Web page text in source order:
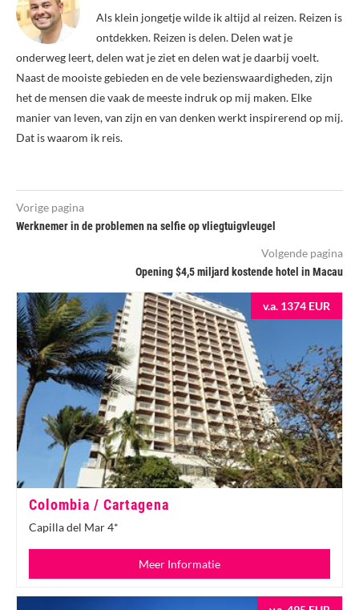
Als klein jongetje wilde ik altijd al reizen. Reizen is
ontdekken. Reizen is delen. Delen wat je
onderweg leert, delen wat je ziet en delen wat je daarbij voelt.
Naast de mooiste gebieden en de vele bezienswaardigheden, zijn
het de mensen die vaak de meeste indruk op mij maken. Elke
manier van leven, van zijn en van denken werkt inspirerend op mij.
Dat is waarom ik reis.
Vorige pagina
Werknemer in de problemen na selfie op vliegtuigvleugel
Volgende pagina
Opening $4,5 miljard kostende hotel in Macau
v.a. 1374 EUR
Colombia / Cartagena
Capilla del Mar 4*
Meer Informatie